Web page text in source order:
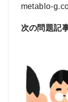
metablo-
次の問題記